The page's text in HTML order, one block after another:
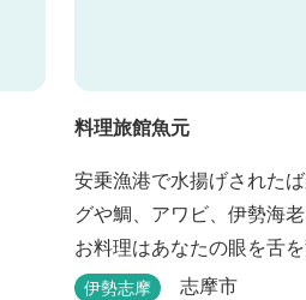
料理旅館魚元
安乗漁港で水揚げされた
グや鯛、アワビ、伊勢海
お料理はあなたの眼を舌
望できる静かな宿。
伊勢志摩 志摩市